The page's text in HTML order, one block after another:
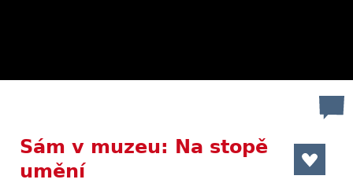
Sám v muzeu: Na stopě
umění